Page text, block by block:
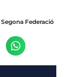
Segona Federació